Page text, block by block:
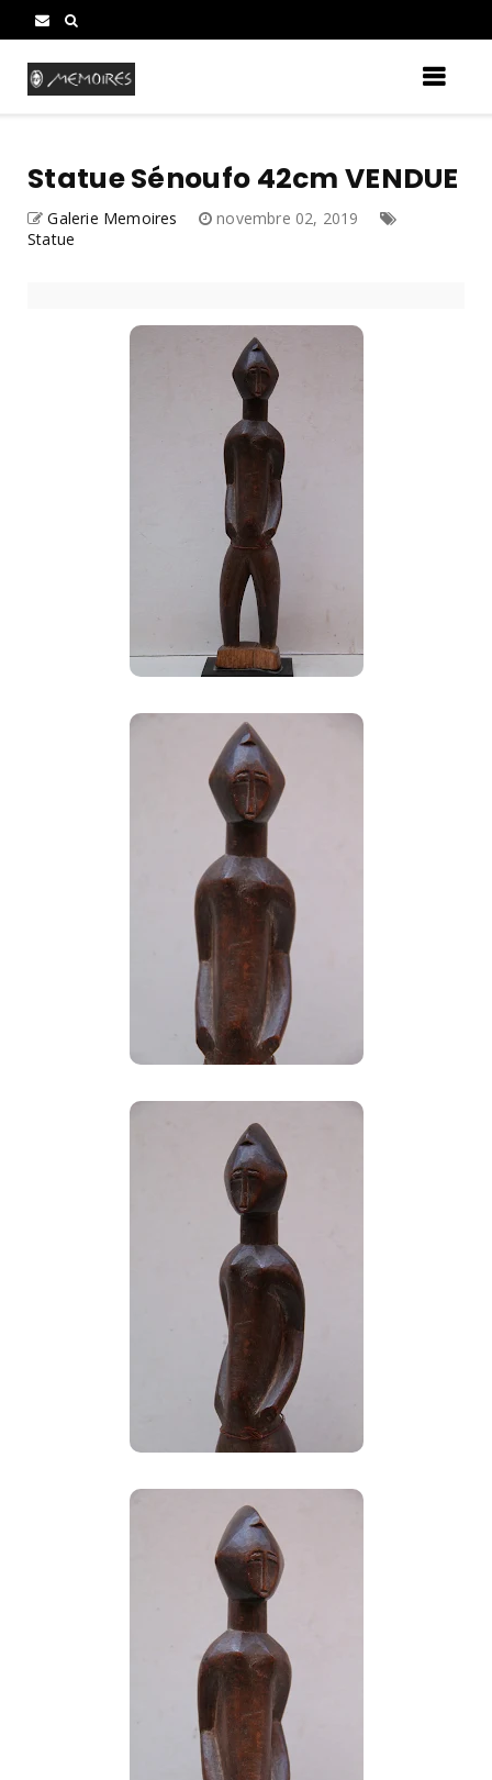
Statue Sénoufo 42cm VENDUE
Galerie Memoires
novembre 02, 2019
Statue